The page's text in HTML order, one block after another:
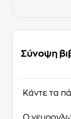
Σύνοψη
Κάντε τα